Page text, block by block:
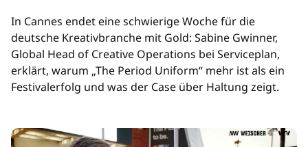
In Cannes endet eine schwierige Woche für die
deutsche Kreativbranche mit Gold: Sabine Gwinner,
Global Head of Creative Operations bei Serviceplan,
erklärt, warum „The Period Uniform“ mehr ist als ein
Festivalerfolg und was der Case über Haltung zeigt.